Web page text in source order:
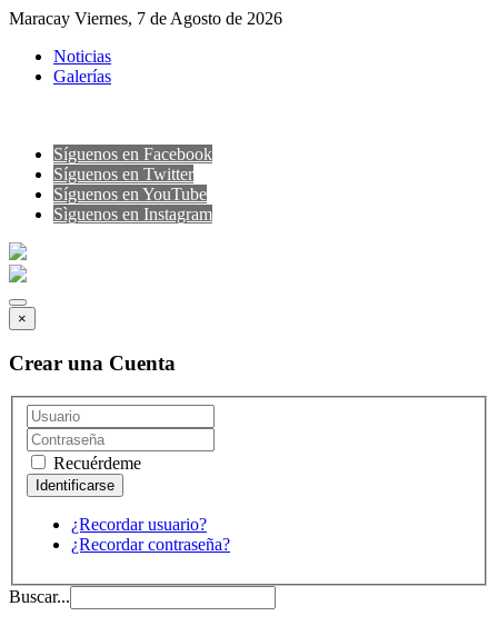
Maracay Viernes, 7 de Agosto de 2026
Noticias
Galerías
Síguenos en Facebook
Síguenos en Twitter
Síguenos en YouTube
Sìguenos en Instagram
×
Crear una Cuenta
Recuérdeme
¿Recordar usuario?
¿Recordar contraseña?
Buscar...